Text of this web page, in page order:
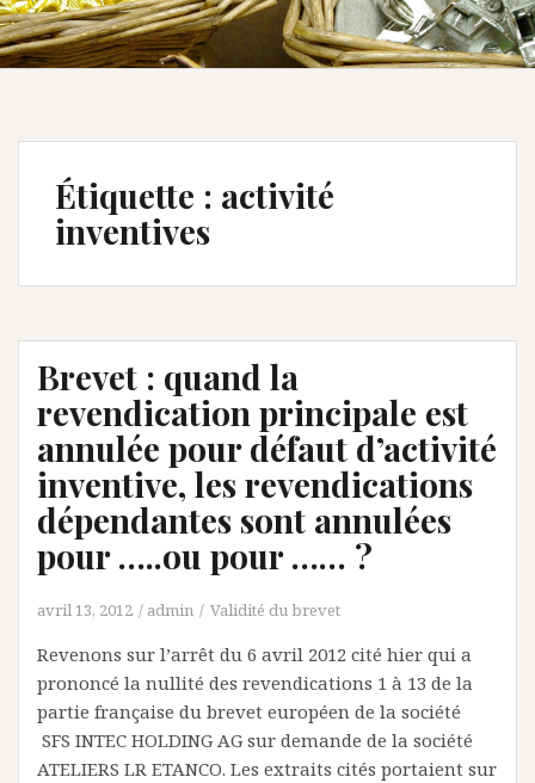
Étiquette : activité
inventives
Brevet : quand la
revendication principale est
annulée pour défaut d’activité
inventive, les revendications
dépendantes sont annulées
pour …..ou pour …… ?
avril 13, 2012 admin Validité du brevet
Revenons sur l’arrêt du 6 avril 2012 cité hier qui a
prononcé la nullité des revendications 1 à 13 de la
partie française du brevet européen de la société
SFS INTEC HOLDING AG sur demande de la société
ATELIERS LR ETANCO. Les extraits cités portaient sur